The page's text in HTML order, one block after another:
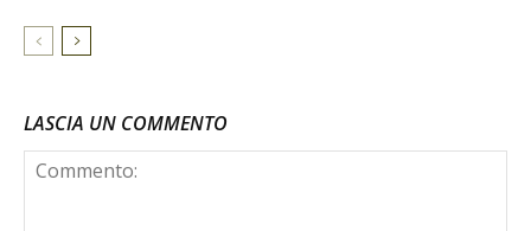
LASCIA UN COMMENTO